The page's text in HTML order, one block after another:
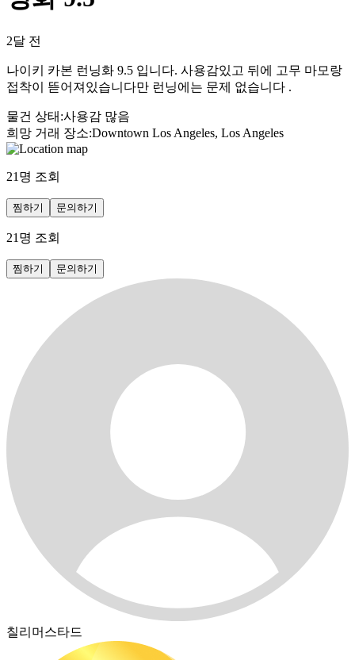
2달 전
나이키 카본 런닝화 9.5 입니다. 사용감있고 뒤에 고무 마모랑
접착이 뜯어져있습니다만 런닝에는 문제 없습니다 .
물건 상태 :사용감 많음
희망 거래 장소:Downtown Los Angeles, Los Angeles
21 명 조회
찜하기 문의하기
21 명 조회
찜하기 문의하기
칠리머스타드